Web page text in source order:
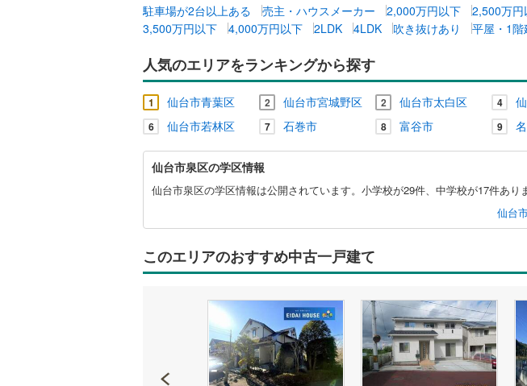
駐車場が2台以上ある 売主・ハウスメーカー 2,000万円以下 2,500万円
3,500万円以下
4,000万円以下 2LDK 4LDK 吹き抜けあり 平屋・1階
人気のエリアをランキングから探す
1 仙台市青葉区 2 仙台市宮城野区 2 仙台市太白区 4
6 仙台市若林区 7 石巻市 8 富谷市 9
仙
台
市
関
す
仙台市泉区の学区情報
仙台市泉区の学区情報は公開されています。小学校が29件、中学校が17件ありま
仙台
このエリアのおすすめ中古一戸建て
販売、価格、契約、入居関連など
即入居可能（
オンライン対応
オンライン内見(相談)可